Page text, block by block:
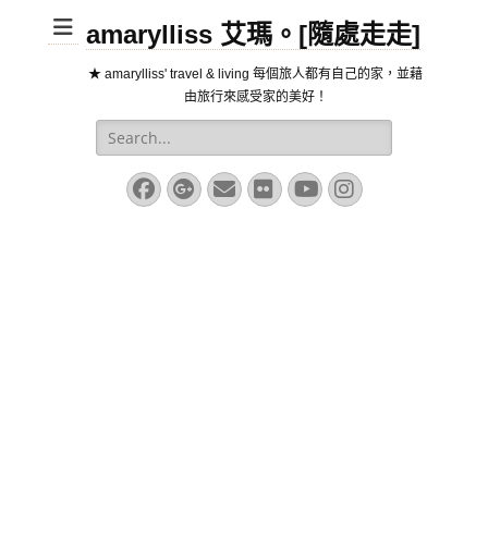
amarylliss 艾瑪。[隨處走走]
★ amarylliss' travel & living 每個旅人都有自己的家，並藉
由旅行來感受家的美好！
Search
for:
Facebook
Googleplus
EmailFlickrYouTube
Instagram